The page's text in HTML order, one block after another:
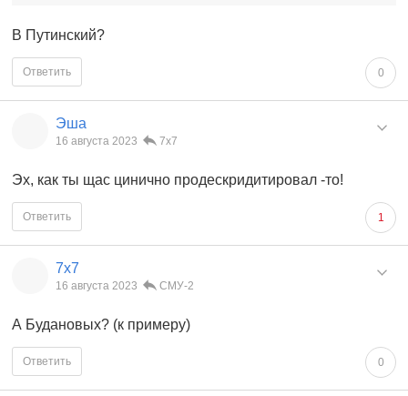
В Путинский?
0
Ответить
Эша
16 августа 2023 7x7
Эх, как ты щас цинично продескридитировал -то!
1
Ответить
7x7
16 августа 2023 СМУ-2
А Будановых? (к примеру)
0
Ответить